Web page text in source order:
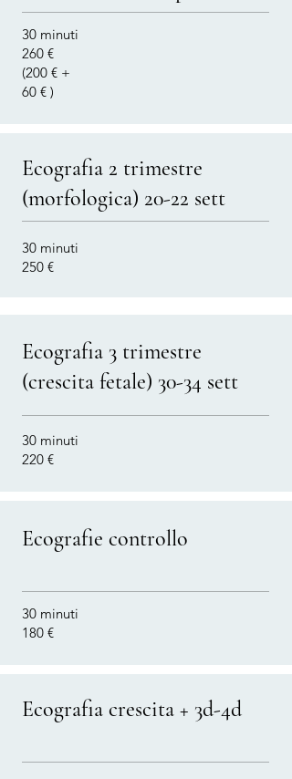
30 minuti
260 €
(200 € +
60 € )
Ecografia 2 trimestre
(morfologica) 20-22 sett
30 minuti
250 €
Ecografia 3 trimestre
(crescita fetale) 30-34 sett
30 minuti
220 €
Ecografie controllo
30 minuti
180 €
Ecografia crescita + 3d-4d